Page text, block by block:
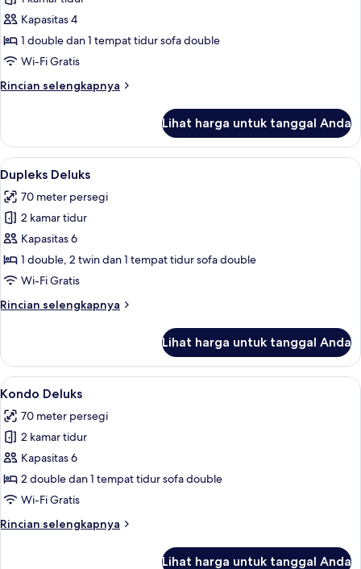
Kondominium
Comfort
Kapasitas 4
1 double dan 1 tempat tidur sofa double
Wi-Fi Gratis
Rincian selengkapnya
Rincian
Kondominium
Comfort
Lihat harga untuk tanggal Anda
Lihat
semua
foto
untuk
Dupleks
Deluks
Dupleks Deluks | Dapur pribadi |
8
Dupleks Deluks
70 meter persegi
2 kamar tidur
Kapasitas 6
1 double, 2 twin dan 1 tempat tidur sofa double
Wi-Fi Gratis
Rincian selengkapnya
Rincian
Dupleks
Deluks
Lihat harga untuk tanggal Anda
Lihat
semua
foto
untuk
Kondo
Deluks
Kondo Deluks | Area keluarga |
26
Kondo Deluks
70 meter persegi
2 kamar tidur
Kapasitas 6
2 double dan 1 tempat tidur sofa double
Wi-Fi Gratis
Rincian selengkapnya
Rincian
Lihat harga untuk tanggal Anda